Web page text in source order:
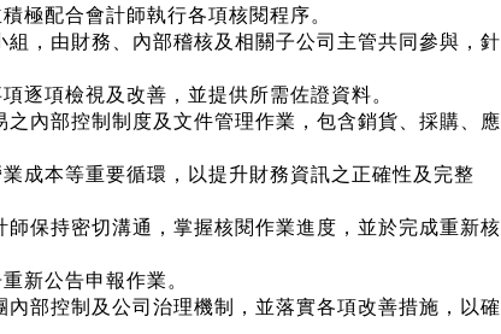
極配合會計師執行各項核閱程序。
組，由財務、內部稽核及相關子公司主管共同參與，針
逐項檢視及改善，並提供所需佐證資料。
之內部控制制度及文件管理作業，包含銷貨、採購、應
業成本等重要循環，以提升財務資訊之正確性及完整
師保持密切溝通，掌握核閱作業進度，並於完成重新核
新公告申報作業。
內部控制及公司治理機制，並落實各項改善措施，以確